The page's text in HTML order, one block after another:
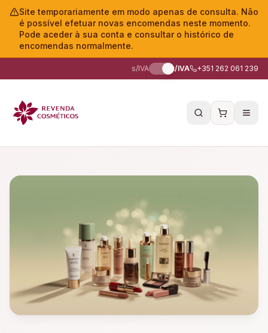
Site temporariamente em modo apenas de consulta. Não
é possível efetuar novas encomendas neste momento.
Pode aceder à sua conta e consultar o histórico de
encomendas normalmente.
s/IVA c/IVA +351 262 061 239